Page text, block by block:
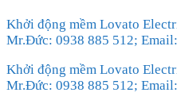
Khởi động mềm Lovato
Mr.Đức: 0938 885 512;
Khởi động mềm Lovato
Mr.Đức: 0938 885 512;